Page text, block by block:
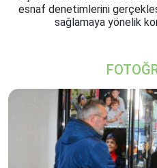
esnaf denetimlerini
sağlamaya yönelik